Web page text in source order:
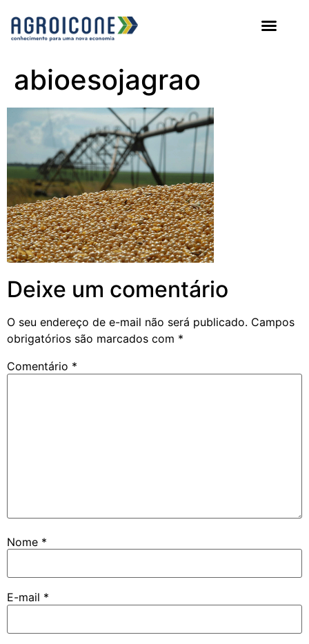
abioesojagrao
Deixe um comentário
O seu endereço de e-mail não será publicado. Campos
obrigatórios são marcados com *
Comentário *
Nome *
E-mail *